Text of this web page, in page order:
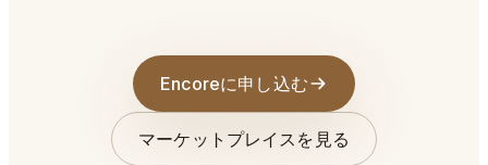
Encoreに申し込む
マーケットプレイスを見る